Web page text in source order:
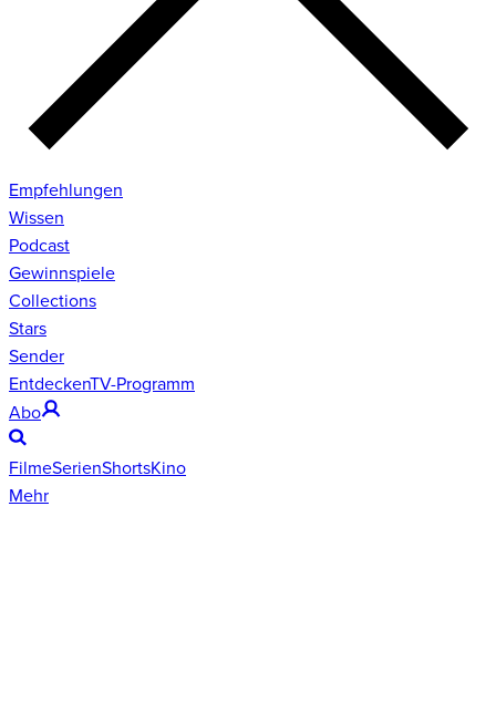
Empfehlungen
Wissen
Podcast
Gewinnspiele
Collections
Stars
Sender
EntdeckenTV-Programm
Abo
FilmeSerienShortsKino
Mehr